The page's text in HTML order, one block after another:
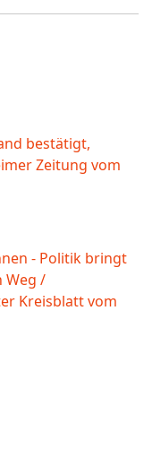
bestätigt,
Zeitung vom
- Politik bringt
Weg /
Kreisblatt vom